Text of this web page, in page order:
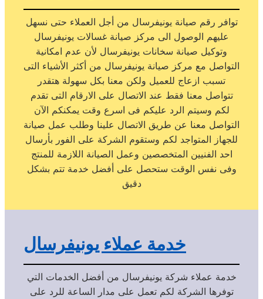
توافر رقم صيانة يونيفرسال من أجل العملاء حتى نسهل
عليهم الوصول الى مركز صيانة غسالات يونيفرسال
وتوكيل صيانة سخانات يونيفرسال لأن عدم امكانية
التواصل مع مركز صيانة يونيفرسال من أكثر الأشياء التى
تسبب ازعاج للعميل ولكن معنا بكل سهولة هتقدر
تتواصل معنا فقط عند الاتصال على الارقام التى تقدم
لكم وسيتم الرد عليكم فى اسرع وقت يمكنكم الآن
التواصل معنا عن طريق الاتصال علينا وطلب عمل صيانة
للجهاز المتواجد لكم وستقوم الشركة على الفور بأرسال
احد الفنيين المتخصصين وعمل الصيانة اللازمة للمنتج
وفى نفس الوقت ستحصل على أفضل خدمة تتم بشكل
دقيق
خدمة عملاء يونيفرسال
خدمة عملاء شركة يونيفرسال من أفضل الخدمات التي
توفرها الشركة لكم تعمل على مدار الساعة للرد على